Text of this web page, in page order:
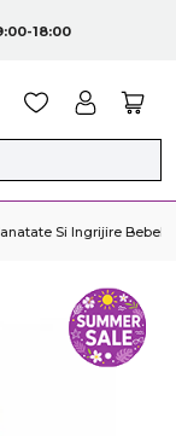
18:00
Si Ingrijire